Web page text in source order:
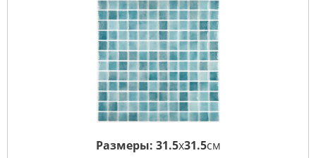
Размеры: 31.5x31.5см